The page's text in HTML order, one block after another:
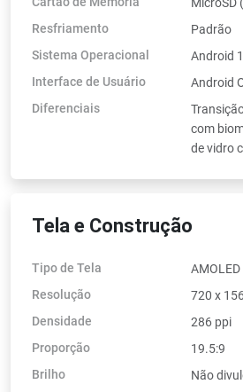
Resfriamento
Padrão
Sistema Operacional
Android
Interface de Usuário
Android
Diferenciais
com
de vidro
Tela e Construção
Tipo de Tela
AMOLED
Resolução
720 x
Densidade
286 ppi
Proporção
19.5:9
Brilho
Não